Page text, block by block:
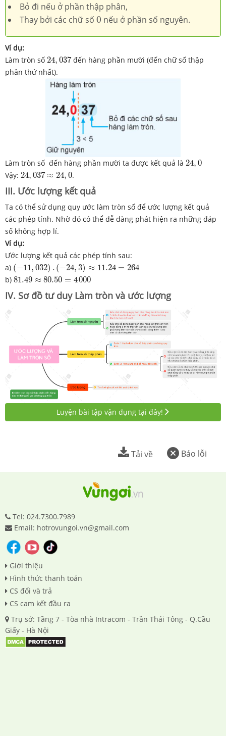
Bỏ đi nếu ở phần thập phân,
Thay bởi các chữ số 0
0 nếu ở phần số nguyên.
Ví dụ:
Làm tròn số 24, 037
24 037đến hàng phần mười (đến chữ số thập
phân thứ nhất).
Làm tròn số đến hàng phần mười ta được kết quả là 24, 0
24 0
Vậy: 24, 037 ≈ 24, 0
24 037≈ 24, 0 .
III. Ước lượng kết quả
Ta có thể sử dụng quy ước làm tròn số để ước lượng kết quả
các phép tính. Nhờ đó có thể dễ dàng phát hiện ra những đáp
số không hợp lí.
Ví dụ:
Ước lượng kết quả các phép tính sau:
a) (−11, 032) . (−24, 3) ≈ 11.24 = 264
(− 11 032) − 24,3 )≈ 11.24 =264
b) 81.49 ≈ 80.50 = 4000
81.49≈ 80.50 000
IV. Sơ đồ tư duy Làm tròn và ước lượng
Luyện bài tập vận dụng tại đây!
Báo lỗi
Tải về
Tel: 024.7300.7989
Email: hotrovungoi.vn@gmail.com
Giới thiệu
Hình thức thanh toán
CS đổi và trả
CS cam kết đầu ra
Trụ sở: Tầng 7 - Tòa nhà Intracom - Trần Thái Tông - Q.Cầu
Giấy - Hà Nội